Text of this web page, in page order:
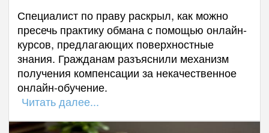
Специалист по праву раскрыл, как можно
пресечь практику обмана с помощью онлайн-
курсов, предлагающих поверхностные
знания. Гражданам разъяснили механизм
получения компенсации за некачественное
онлайн-обучение.
Читать далее...